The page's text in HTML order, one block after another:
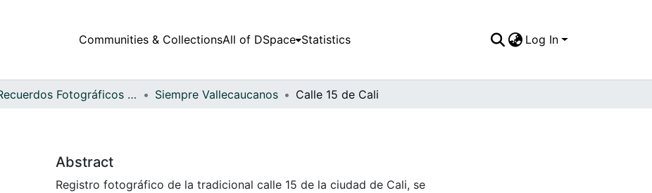
Communities & CollectionsAll of DSpace Statistics Log In
Recuerdos Fotográficos Vallecaucanos Siempre Vallecaucanos Calle 15 de Cali
Abstract
Registro fotográfico de la tradicional calle 15 de la ciudad de Cali, se